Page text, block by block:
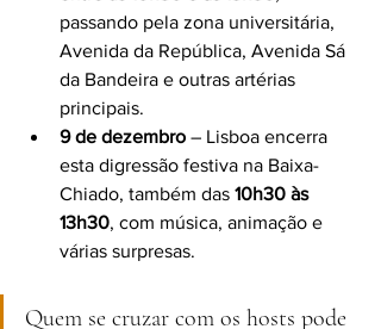
passando pela zona universitária,
Avenida da República, Avenida Sá
da Bandeira e outras artérias
principais.
9 de dezembro – Lisboa encerra
esta digressão festiva na Baixa-
Chiado, também das 10h30 às
13h30, com música, animação e
várias surpresas.
Quem se cruzar com os hosts pode